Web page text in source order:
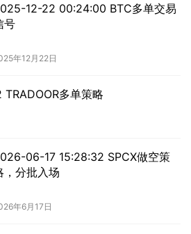
12-22 00:24:00 BTC多单交易
号
年12月22日
多单策略
06-17 15:28:32 SPCX做空策
，分批入场
年6月17日